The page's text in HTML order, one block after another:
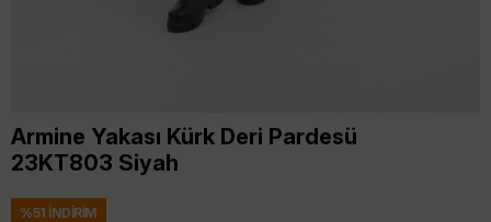
Armine Yakası Kürk Deri Pardesü
23KT803 Siyah
%51 İNDIRIM